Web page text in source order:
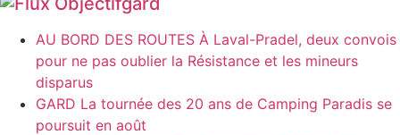
AU BORD DES ROUTES À Laval-Pradel, deux convois
pour ne pas oublier la Résistance et les mineurs
disparus
GARD La tournée des 20 ans de Camping Paradis se
poursuit en août